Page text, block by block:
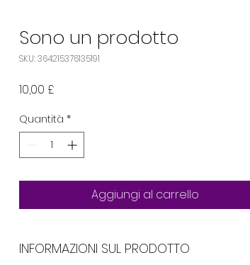
Sono un prodotto
SKU: 364215376135191
10,00 £Prezzo
Quantità *
Aggiungi al carrello
INFORMAZIONI SUL PRODOTTO